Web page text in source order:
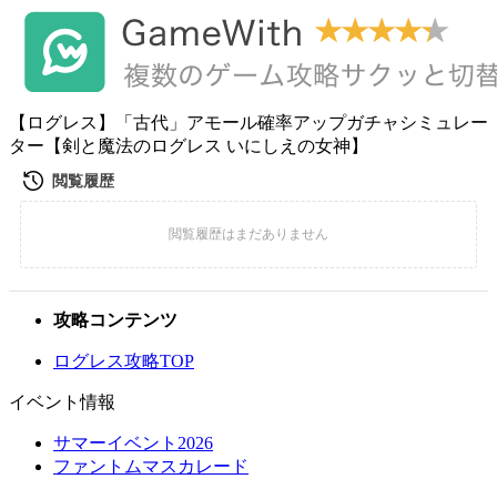
【ログレス】「古代」アモール確率アップガチャシミュレー
ター【剣と魔法のログレス いにしえの女神】
攻略コンテンツ
ログレス攻略TOP
イベント情報
サマーイベント2026
ファントムマスカレード